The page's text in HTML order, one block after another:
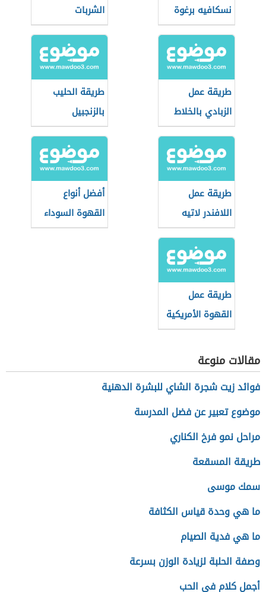
نسكافيه برغوة
الشربات
طريقة عمل
الزبادي بالخلاط
طريقة الحليب
بالزنجبيل
طريقة عمل
اللافندر لاتيه
أفضل أنواع
القهوة السوداء
طريقة عمل
القهوة الأمريكية
في البيت
مقالات منوعة
فوائد زيت شجرة الشاي للبشرة الدهنية
موضوع تعبير عن فضل المدرسة
مراحل نمو فرخ الكناري
طريقة المسقعة
سمك موسى
ما هي وحدة قياس الكثافة
ما هي فدية الصيام
وصفة الحلبة لزيادة الوزن بسرعة
أجمل كلام في الحب